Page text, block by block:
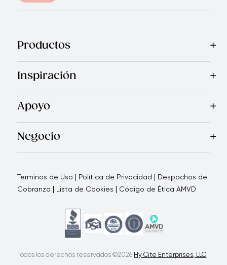
Productos
Mas VendidosCocinaCuchillosVajillasElectrodomésticos
Inspiración
RecetasBlogRoyal TVRevista Royal PrestigePrograma
Apoyo
ContáctanosQuienes SomosGarantía Royal Prestige
Negocio
Por qué elegirnosCómo te apoyamosBlogs -
Terminos de Uso | Política de Privacidad | Despachos de
Cobranza | Lista de Cookies | Código de Ética AMVD
Todos los derechos reservados ©2026 Hy Cite Enterprises, LLC